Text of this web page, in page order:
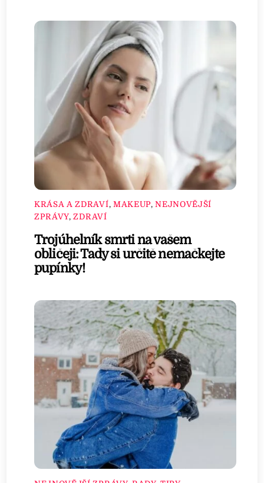
KRÁSA A ZDRAVÍ, MAKEUP,NEJNOVĚJŠÍ
ZPRÁVY,ZDRAVÍ
Trojúhelník smrti na vašem
obličeji: Tady si určitě nemačkejte
pupínky!